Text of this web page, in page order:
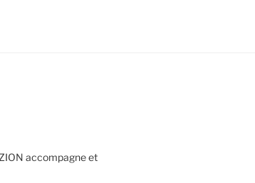
accompagne et